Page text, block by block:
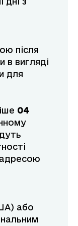
після
в вигляді
для
04
адресою
або